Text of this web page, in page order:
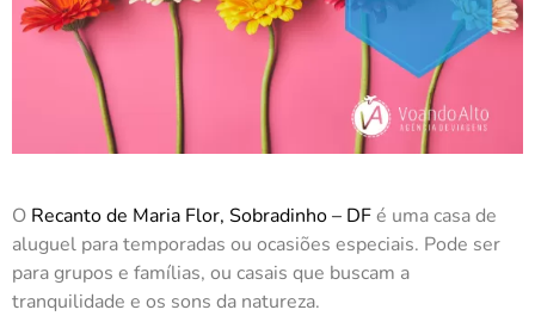
O Recanto de Maria Flor, Sobradinho – DFé uma casa de
aluguel para temporadas ou ocasiões especiais. Pode ser
para grupos e famílias, ou casais que buscam a
tranquilidade e os sons da natureza.